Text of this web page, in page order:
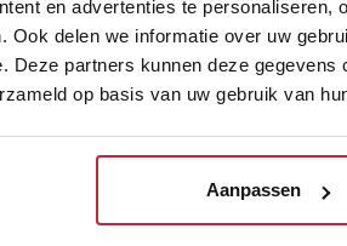
en advertenties te personaliseren,
Ook delen we informatie over uw
Deze partners kunnen deze
op basis van uw gebruik van
Aanpassen